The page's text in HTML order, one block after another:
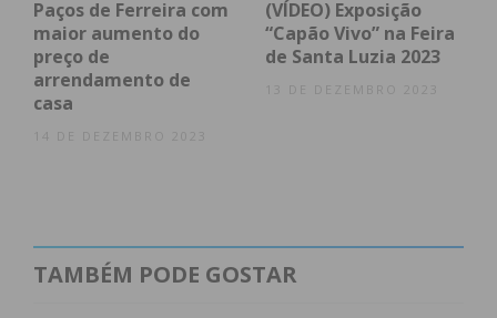
discutido. Já a redação final vai estar concluída
durante os primeiros três meses do próximo ano,
altura em que o plano deve ser apresentado na
Vale do Sousa.
Paços de Ferreira com
maior aumento do
preço de
arrendamento de
casa
14 DE DEZEMBRO 2023
(VÍDEO) Exposição
“Capão Vivo” na Feira
de Santa Luzia 2023
TAMBÉM PODE GOSTAR